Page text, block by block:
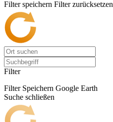
Filter speichern Filter zurücksetzen
Filter
Filter Speichern Google Earth
Suche schließen